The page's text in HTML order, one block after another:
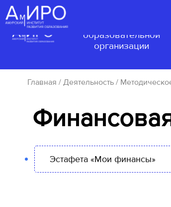
образовательной
организации
Главная / Деятельность/
Эстафета «Мои финансы»